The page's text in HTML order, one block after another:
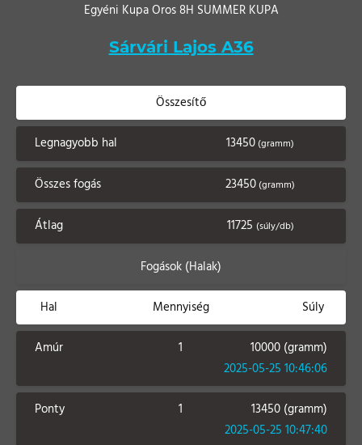
Egyéni Kupa Oros 8H SUMMER KUPA
Sárvári Lajos A36
Összesítő
Legnagyobb hal 13450 (gramm)
Összes fogás 23450 (gramm)
Átlag 11725 (súly/db)
Fogások (Halak)
Hal Mennyiség Súly
Amúr 1
10000 (gramm)
2025-05-25 10:46:06
Ponty 1
13450 (gramm)
2025-05-25 10:47:40